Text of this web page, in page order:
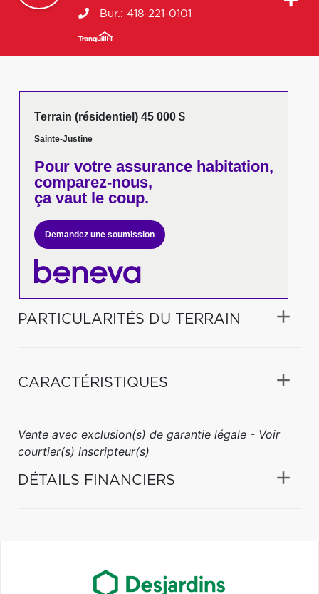
Bur.: 418-221-0101
Terrain (résidentiel) 45 000 $
Sainte-Justine
Pour votreassurance habitation,
comparez-nous,
ça vaut le coup.
Demandez une soumission
PARTICULARITÉS DU TERRAIN
CARACTÉRISTIQUES
Vente avec exclusion(s) de garantie légale - Voir
courtier(s) inscripteur(s)
DÉTAILS FINANCIERS